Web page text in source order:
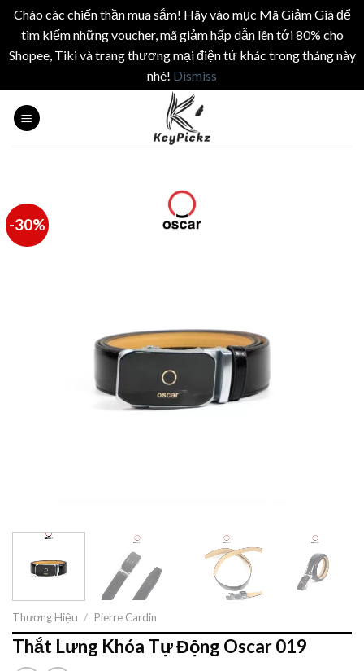
Chào các chiến thần mua sắm! Hãy vào mục Mã Giảm Giá để
tìm kiếm những voucher, mã giảm hấp dẫn lên tới 80% cho
Shopee, Tiki và trang thương mại điện tử khác trong tháng này
nhé! Dismiss
-30%
Thương Hiệu / Pierre Cardin
Thắt Lưng Khóa Tự Động Oscar 019